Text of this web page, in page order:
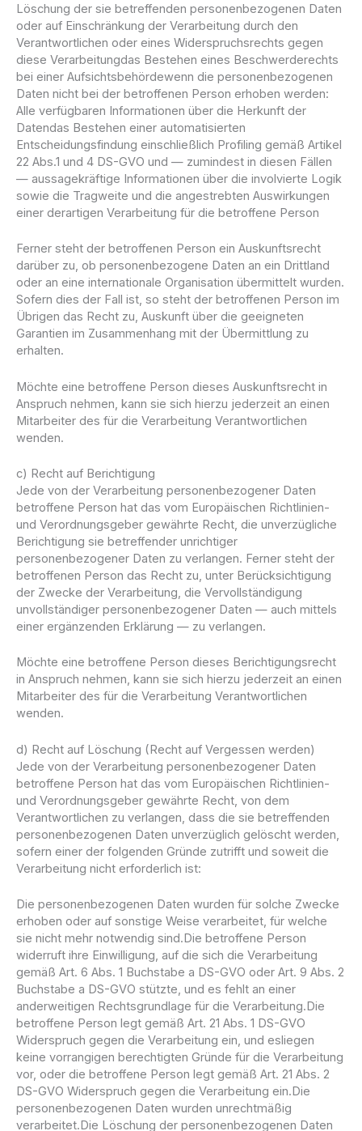
Löschung der sie betreffenden personenbezogenen Daten
oder auf Einschränkung der Verarbeitung durch den
Verantwortlichen oder eines Widerspruchsrechts gegen
diese Verarbeitungdas Bestehen eines Beschwerderechts
bei einer Aufsichtsbehördewenn die personenbezogenen
Daten nicht bei der betroffenen Person erhoben werden:
Alle verfügbaren Informationen über die Herkunft der
Datendas Bestehen einer automatisierten
Entscheidungsfindung einschließlich Profiling gemäß Artikel
22 Abs.1 und 4 DS-GVO und — zumindest in diesen Fällen
— aussagekräftige Informationen über die involvierte Logik
sowie die Tragweite und die angestrebten Auswirkungen
einer derartigen Verarbeitung für die betroffene Person
Ferner steht der betroffenen Person ein Auskunftsrecht
darüber zu, ob personenbezogene Daten an ein Drittland
oder an eine internationale Organisation übermittelt wurden.
Sofern dies der Fall ist, so steht der betroffenen Person im
Übrigen das Recht zu, Auskunft über die geeigneten
Garantien im Zusammenhang mit der Übermittlung zu
erhalten.
Möchte eine betroffene Person dieses Auskunftsrecht in
Anspruch nehmen, kann sie sich hierzu jederzeit an einen
Mitarbeiter des für die Verarbeitung Verantwortlichen
wenden.
c) Recht auf Berichtigung
Jede von der Verarbeitung personenbezogener Daten
betroffene Person hat das vom Europäischen Richtlinien-
und Verordnungsgeber gewährte Recht, die unverzügliche
Berichtigung sie betreffender unrichtiger
personenbezogener Daten zu verlangen. Ferner steht der
betroffenen Person das Recht zu, unter Berücksichtigung
der Zwecke der Verarbeitung, die Vervollständigung
unvollständiger personenbezogener Daten — auch mittels
einer ergänzenden Erklärung — zu verlangen.
Möchte eine betroffene Person dieses Berichtigungsrecht
in Anspruch nehmen, kann sie sich hierzu jederzeit an einen
Mitarbeiter des für die Verarbeitung Verantwortlichen
wenden.
d) Recht auf Löschung (Recht auf Vergessen werden)
Jede von der Verarbeitung personenbezogener Daten
betroffene Person hat das vom Europäischen Richtlinien-
und Verordnungsgeber gewährte Recht, von dem
Verantwortlichen zu verlangen, dass die sie betreffenden
personenbezogenen Daten unverzüglich gelöscht werden,
sofern einer der folgenden Gründe zutrifft und soweit die
Verarbeitung nicht erforderlich ist:
Die personenbezogenen Daten wurden für solche Zwecke
erhoben oder auf sonstige Weise verarbeitet, für welche
sie nicht mehr notwendig sind.Die betroffene Person
widerruft ihre Einwilligung, auf die sich die Verarbeitung
gemäß Art. 6 Abs. 1 Buchstabe a DS-GVO oder Art. 9 Abs. 2
Buchstabe a DS-GVO stützte, und es fehlt an einer
anderweitigen Rechtsgrundlage für die Verarbeitung.Die
betroffene Person legt gemäß Art. 21 Abs. 1 DS-GVO
Widerspruch gegen die Verarbeitung ein, und esliegen
keine vorrangigen berechtigten Gründe für die Verarbeitung
vor, oder die betroffene Person legt gemäß Art. 21 Abs. 2
DS-GVO Widerspruch gegen die Verarbeitung ein.Die
personenbezogenen Daten wurden unrechtmäßig
verarbeitet.Die Löschung der personenbezogenen Daten